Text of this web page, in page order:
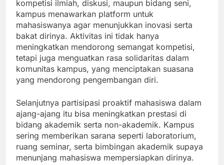
kompetisi ilmiah, diskusi, maupun bidang seni,
kampus menawarkan platform untuk
mahasiswanya agar menunjukkan inovasi serta
bakat dirinya. Aktivitas ini tidak hanya
meningkatkan mendorong semangat kompetisi,
tetapi juga menguatkan rasa solidaritas dalam
komunitas kampus, yang menciptakan suasana
yang mendorong pengembangan diri.
Selanjutnya partisipasi proaktif mahasiswa dalam
ajang-ajang itu bisa meningkatkan prestasi di
bidang akademik serta non-akademik. Kampus
sering memberikan sarana seperti laboratorium,
ruang seminar, serta bimbingan akademik supaya
menunjang mahasiswa mempersiapkan dirinya.